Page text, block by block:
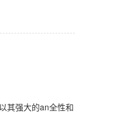
其强大的an全性和